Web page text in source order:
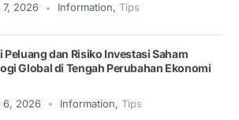
2026 Information, Tips
Peluang dan Risiko Investasi Saham
Global di Tengah Perubahan Ekonomi
6, 2026 Information, Tips